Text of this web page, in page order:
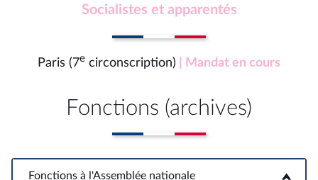
Socialistes et apparentés
Paris (7e circonscription) | Mandat en cours
Fonctions (archives)
Fonctions à l'Assemblée nationale
Fonctions à l'Assemblée nationale